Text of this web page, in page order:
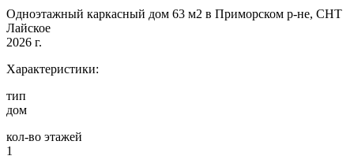
Одноэтажный каркасный дом 63 м2 в Приморском р-не, СНТ
Лайское
2026 г.
Характеристики:
тип
дом
кол-во этажей
1